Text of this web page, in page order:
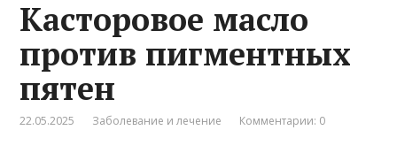
Касторовое масло
против пигментных
пятен
22.05.2025 Заболевание и лечение Комментарии: 0